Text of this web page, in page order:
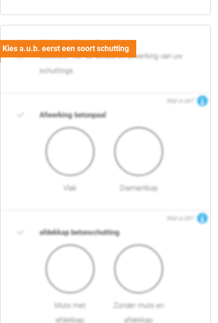
03. Detail en afwerking
Selecteer hier de details en afwerking van uw
schuttings.
Wat is dit?
Afwerking betonpaal
Vlak Diamantkop
Wat is dit?
afdekkap betonschutting
Muts met
afdekkap
Zonder muts en
afdekkap